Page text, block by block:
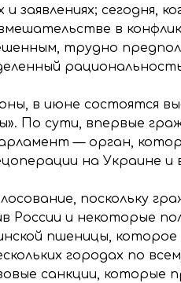
и заявлениях;
в
трудно
в июне состоятся
По сути, впервые
— орган,
на Украине
поскольку
России и некоторые
пшеницы,
городах по
санкции, которые